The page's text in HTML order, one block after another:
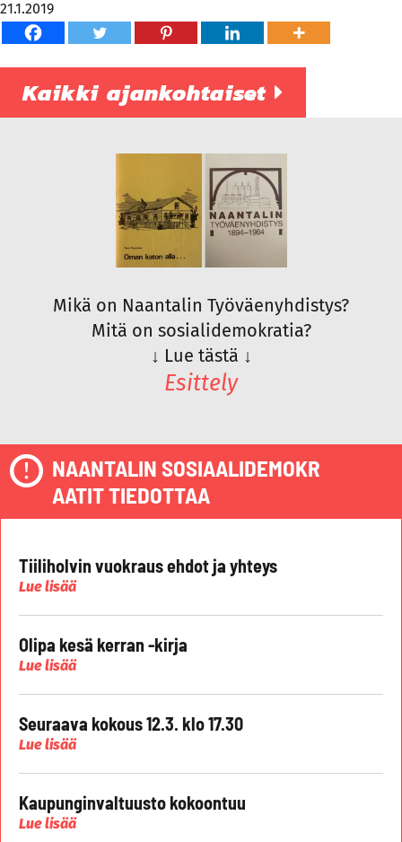
21.1.2019
Kaikki ajankohtaiset
Mikä on Naantalin Työväenyhdistys?
Mitä on sosialidemokratia?
↓ Lue tästä ↓
Esittely
NAANTALIN SOSIAALIDEMOKR
AATIT TIEDOTTAA
Tiiliholvin vuokraus ehdot ja yhteys
Lue lisää
Olipa kesä kerran -kirja
Lue lisää
Seuraava kokous 12.3. klo 17.30
Lue lisää
Kaupunginvaltuusto kokoontuu
Lue lisää